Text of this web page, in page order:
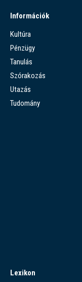
Információk
Kultúra
Pénzügy
Tanulás
Szórakozás
Utazás
Tudomány
Lexikon